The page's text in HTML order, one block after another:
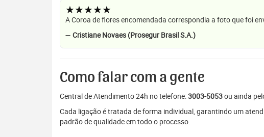
★★★★★
A Coroa de flores encomendada correspondia a foto que foi
— Cristiane Novaes (Prosegur Brasil S.A.)
Como falar com a gente
Central de Atendimento 24h no telefone:3003-5053ou ainda
Cada ligação é tratada de forma individual, garantindo um
padrão de qualidade em todo o processo.